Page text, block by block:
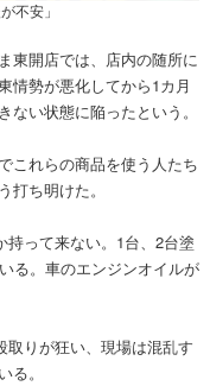
不安」
東開店では、店内の随所に
情勢が悪化してから1カ月
い状態に陥ったという。
これらの商品を使う人たち
ち明けた。
持って来ない。1台、2台塗
る。車のエンジンオイルが
取りが狂い、現場は混乱す
。